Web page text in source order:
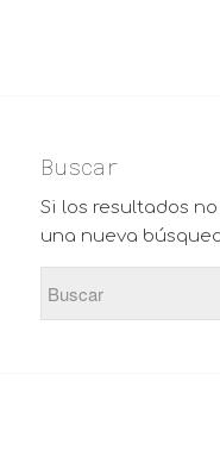
Buscar
Si los resultados
una nueva